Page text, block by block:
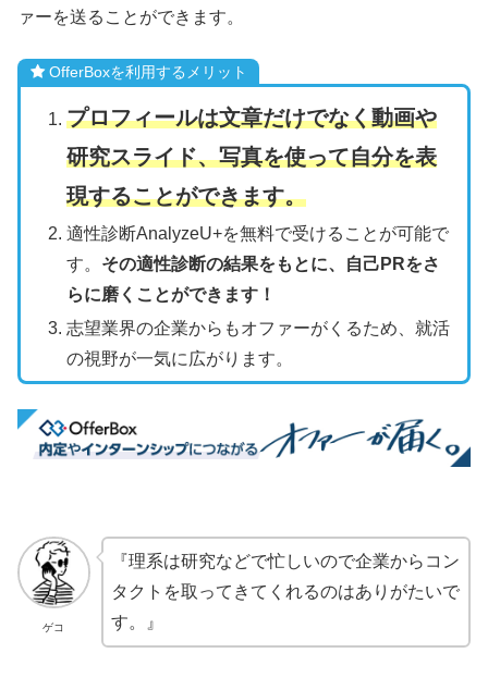
ァーを送ることができます。
OfferBoxを利用するメリット
プロフィールは文章だけでなく動画や
研究スライド、写真を使って自分を表
現することができます。
適性診断AnalyzeU+を無料で受けることが可能で
す。 その適性診断の結果をもとに、自己PRをさ
らに磨くことができます！
志望業界の企業からもオファーがくるため、就活
の視野が一気に広がります。
ゲコ
『理系は研究などで忙しいので企業からコン
タクトを取ってきてくれるのはありがたいで
す。』